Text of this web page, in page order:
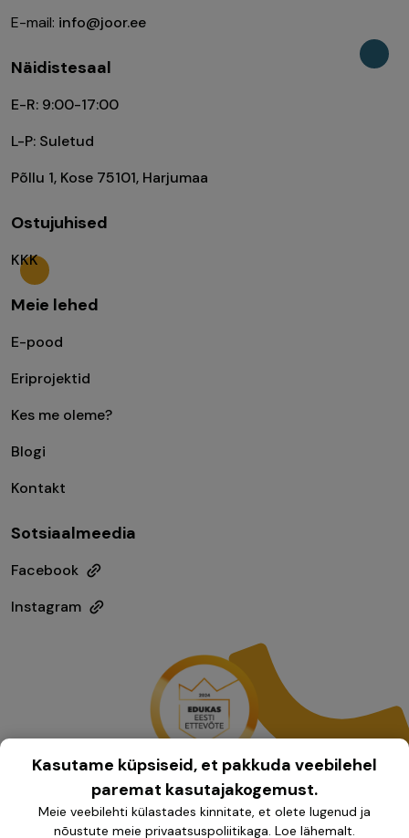
E-mail: info@joor.ee
Näidistesaal
E-R: 9:00-17:00
L-P: Suletud
Põllu 1, Kose 75101, Harjumaa
Ostujuhised
KKK
Meie lehed
E-pood
Eriprojektid
Kes me oleme?
Blogi
Kontakt
Sotsiaalmeedia
Facebook
Instagram
Kasutame küpsiseid, et pakkuda veebilehel
paremat kasutajakogemust.
Meie veebilehti külastades kinnitate, et olete lugenud ja
nõustute meie privaatsuspoliitikaga. Loe lähemalt.